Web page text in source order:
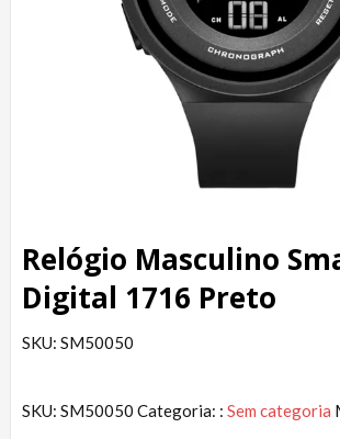
Relógio Masculino
Digital 1716 Preto
SKU: SM50050
SKU: SM50050 Categoria: : Sem categoria